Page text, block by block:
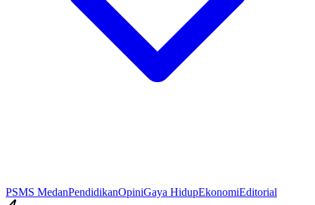
PSMS MedanPendidikanOpiniGaya HidupEkonomiEditorial